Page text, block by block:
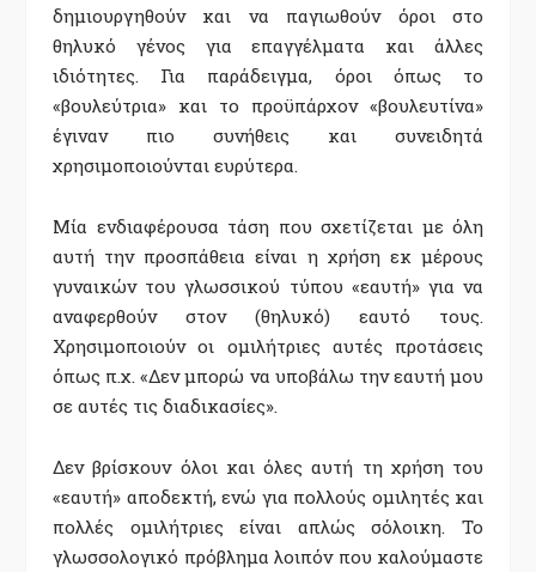
δημιουργηθούν και να παγιωθούν όροι στο
θηλυκό γένος για επαγγέλματα και άλλες
ιδιότητες. Για παράδειγμα, όροι όπως το
«βουλεύτρια» και το προϋπάρχον «βουλευτίνα»
έγιναν πιο συνήθεις και συνειδητά
χρησιμοποιούνται ευρύτερα.
Μία ενδιαφέρουσα τάση που σχετίζεται με όλη
αυτή την προσπάθεια είναι η χρήση εκ μέρους
γυναικών του γλωσσικού τύπου «εαυτή» για να
αναφερθούν στον (θηλυκό) εαυτό τους.
Χρησιμοποιούν οι ομιλήτριες αυτές προτάσεις
όπως π.χ. «Δεν μπορώ να υποβάλω την εαυτή μου
σε αυτές τις διαδικασίες».
Δεν βρίσκουν όλοι και όλες αυτή τη χρήση του
«εαυτή» αποδεκτή, ενώ για πολλούς ομιλητές και
πολλές ομιλήτριες είναι απλώς σόλοικη. Το
γλωσσολογικό πρόβλημα λοιπόν που καλούμαστε